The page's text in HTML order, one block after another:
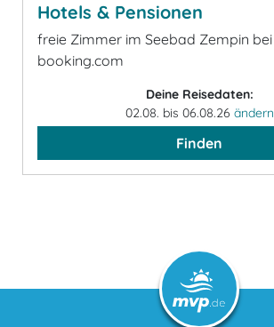
Hotels & Pensionen
freie Zimmer im Seebad Zempin bei
booking.com
Deine Reisedaten:
02.08. bis 06.08.26 ändern
Finden